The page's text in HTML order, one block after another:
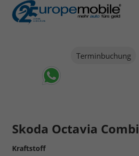
Terminbuchung
Skoda Octavia Combi
Kraftstoff